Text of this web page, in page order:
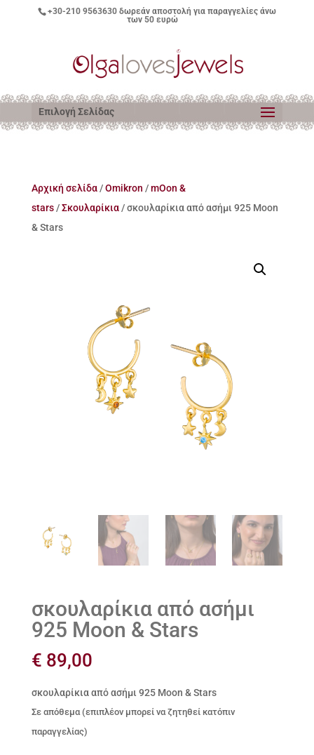
+30-210 9563630δωρεάν αποστολή για παραγγελίες άνω
των 50 ευρώ
Επιλογή Σελίδας
Αρχική σελίδα/Omikron /mOon &
stars/Σκουλαρίκια/ σκουλαρίκια από ασήμι 925 Moon
& Stars
σκουλαρίκια από ασήμι
925 Moon & Stars
€ 89,00
σκουλαρίκια από ασήμι 925 Moon & Stars
Σε απόθεμα (επιπλέον μπορεί να ζητηθεί κατόπιν
παραγγελίας)